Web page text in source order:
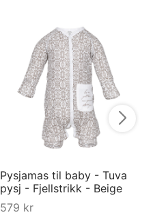
Pysjamas til baby - Tuva
pysj - Fjellstrikk - Beige
579 kr